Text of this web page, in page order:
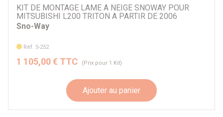
KIT DE MONTAGE LAME A NEIGE SNOWAY POUR
MITSUBISHI L200 TRITON A PARTIR DE 2006
Sno-Way
Réf. 5-252
1 105,00 € TTC (Prix pour 1 Kit)
Ajouter au panier